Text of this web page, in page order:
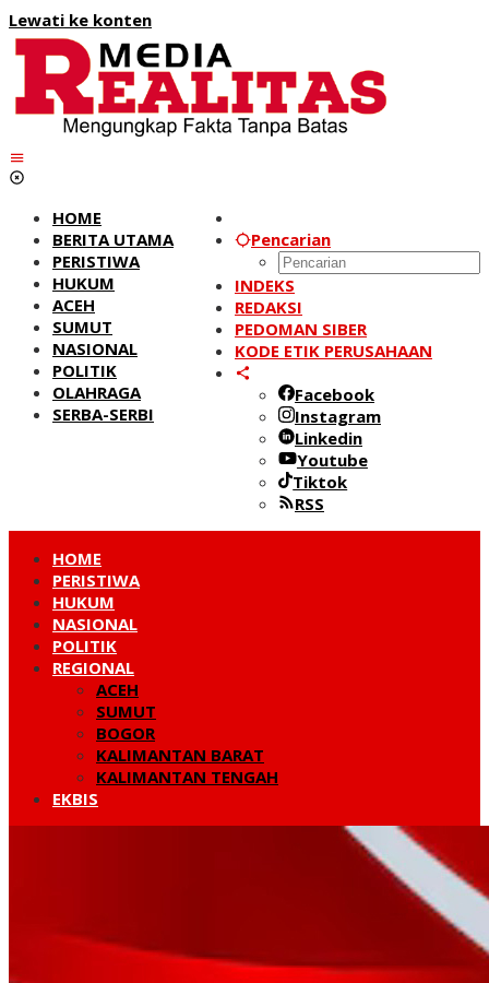
Lewati ke konten
Pencarian
INDEKS
REDAKSI
PEDOMAN SIBER
KODE ETIK PERUSAHAAN
Facebook
Instagram
Linkedin
Youtube
Tiktok
RSS
HOME
BERITA UTAMA
PERISTIWA
HUKUM
ACEH
SUMUT
NASIONAL
POLITIK
OLAHRAGA
SERBA-SERBI
HOME
PERISTIWA
HUKUM
NASIONAL
POLITIK
REGIONAL
ACEH
SUMUT
BOGOR
KALIMANTAN BARAT
KALIMANTAN TENGAH
EKBIS